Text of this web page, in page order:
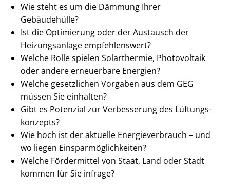
Wie steht es um die Dämmung Ihrer
Gebäudehülle?
Ist die Optimierung oder der Austausch der
Heizungsanlage empfehlenswert?
Welche Rolle spielen Solarthermie, Photovoltaik
oder andere erneuerbare Energien?
Welche gesetzlichen Vorgaben aus dem GEG
müssen Sie einhalten?
Gibt es Potenzial zur Verbesserung des Lüf­tungs­
kon­zepts?
Wie hoch ist der aktuelle En­er­gie­ver­brauch – und
wo liegen Ein­spar­mög­lich­kei­ten?
Welche Fördermittel von Staat, Land oder Stadt
kommen für Sie infrage?